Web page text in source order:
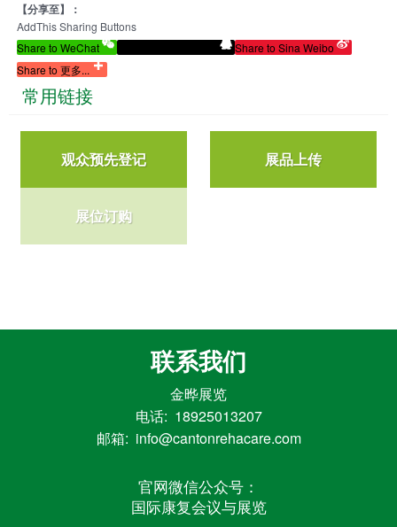
【分享至】：
AddThis Sharing Buttons
Share to WeChat
Share to Sina Weibo
Share to 更多...
常用链接
观众预先登记 展品上传
展位订购
联系我们
金晔展览
电话: 18925013207
邮箱: info@cantonrehacare.com
官网微信公众号：
国际康复会议与展览